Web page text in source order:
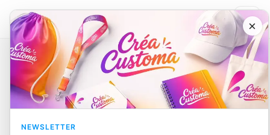
×
NEWSLETTER
Catalogue Technologie et accessoires Chargeur Brotox
EN STOCK